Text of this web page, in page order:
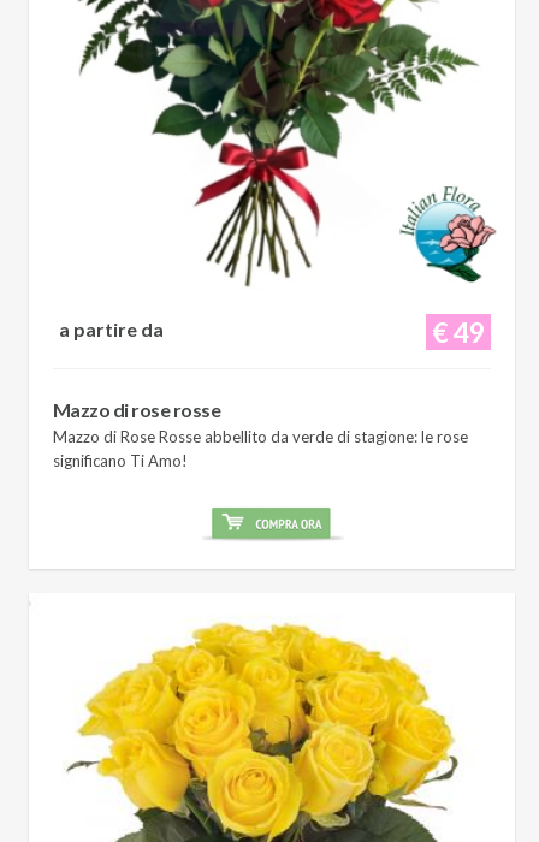
€ 49
a partire da
Mazzo di rose rosse
Mazzo di Rose Rosse abbellito da verde di stagione: le rose
significano Ti Amo!